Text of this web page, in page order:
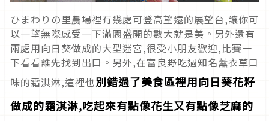
ひまわりの里農場裡有幾處可登高望遠的展望台,讓你可
以一望無際感受一下滿園盛開的數大就是美。另外還有
兩處用向日葵做成的大型迷宮,很受小朋友歡迎,比賽一
下看看誰先找到出口。另外,在富良野吃過知名薰衣草口
味的霜淇淋,這裡也別錯過了美食區裡用向日葵花籽
做成的霜淇淋,吃起來有點像花生又有點像芝麻的